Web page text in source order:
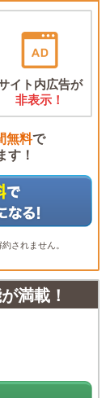
イト内広告が
非表示！
無料で
！
されません。
満載！